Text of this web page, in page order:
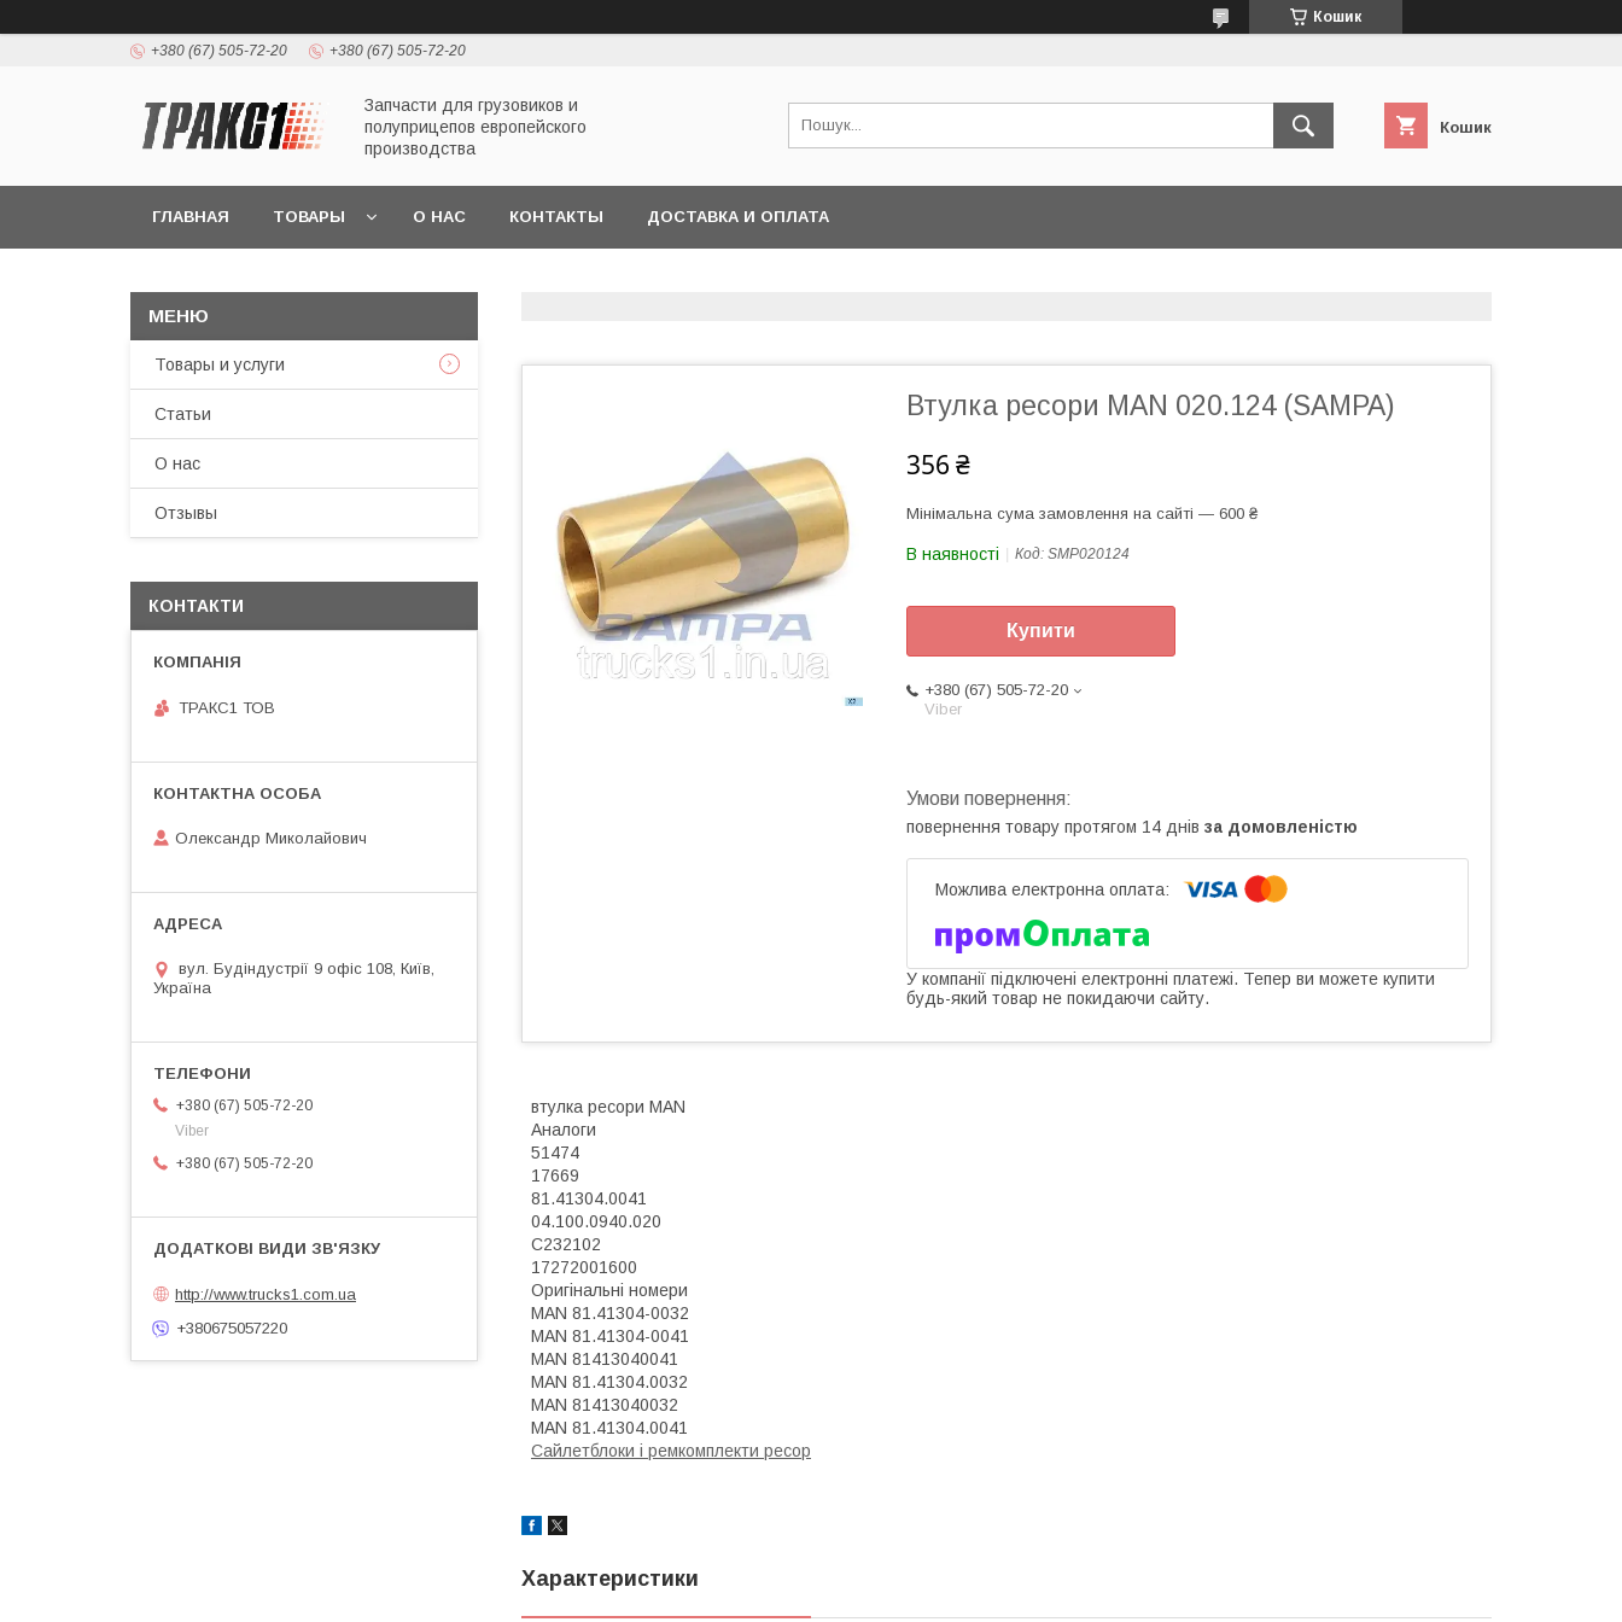
Кошик
+380 (67) 505-72-20 +380 (67) 505-72-20
Запчасти для грузовиков и
полуприцепов европейского
производства
Кошик
ГЛАВНАЯ ТОВАРЫ О НАС КОНТАКТЫ ДОСТАВКА И ОПЛАТА
Втулка ресори MAN 020.124 (SAMPA)
356 ₴
Мінімальна сума замовлення на сайті — 600 ₴
В наявності Код: SMP020124
Купити
+380 (67) 505-72-20
Viber
повернення товару протягом 14 днів за домовленістю
У компанії підключені електронні платежі. Тепер ви можете купити
будь-який товар не покидаючи сайту.
втулка ресори MAN
Аналоги
51474
17669
81.41304.0041
04.100.0940.020
C232102
17272001600
Оригінальні номери
MAN 81.41304-0032
MAN 81.41304-0041
MAN 81413040041
MAN 81.41304.0032
MAN 81413040032
MAN 81.41304.0041
Сайлетблоки і ремкомплекти ресор
Характеристики
Товары и услуги
Статьи
О нас
Отзывы
КОНТАКТИ
ТРАКС1 ТОВ
Олександр Миколайович
вул. Будіндустрії 9 офіс 108, Київ,
Україна
+380 (67) 505-72-20
Viber
+380 (67) 505-72-20
http://www.trucks1.com.ua
+380675057220